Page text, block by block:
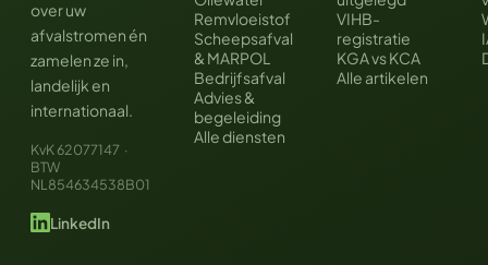
over uw
afvalstromen én
zamelen ze in,
landelijk en
internationaal.
KvK 62077147 ·
BTW
NL854634538B01
LinkedIn
Remvloeistof
Scheepsafval
& MARPOL
Bedrijfsafval
Advies &
begeleiding
Alle diensten
VIHB-
registratie
KGA vs KCA
Alle artikelen